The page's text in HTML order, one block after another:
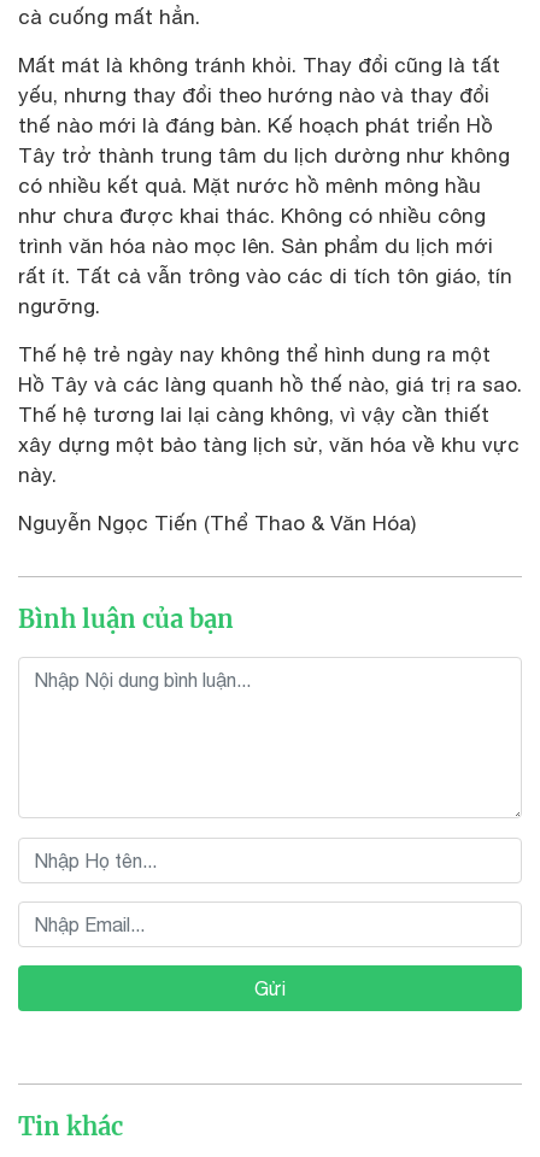
cà cuống mất hẳn.
Mất mát là không tránh khỏi. Thay đổi cũng là tất
yếu, nhưng thay đổi theo hướng nào và thay đổi
thế nào mới là đáng bàn. Kế hoạch phát triển Hồ
Tây trở thành trung tâm du lịch dường như không
có nhiều kết quả. Mặt nước hồ mênh mông hầu
như chưa được khai thác. Không có nhiều công
trình văn hóa nào mọc lên. Sản phẩm du lịch mới
rất ít. Tất cả vẫn trông vào các di tích tôn giáo, tín
ngưỡng.
Thế hệ trẻ ngày nay không thể hình dung ra một
Hồ Tây và các làng quanh hồ thế nào, giá trị ra sao.
Thế hệ tương lai lại càng không, vì vậy cần thiết
xây dựng một bảo tàng lịch sử, văn hóa về khu vực
này.
Nguyễn Ngọc Tiến (Thể Thao & Văn Hóa)
Bình luận của bạn
Gửi
Tin khác